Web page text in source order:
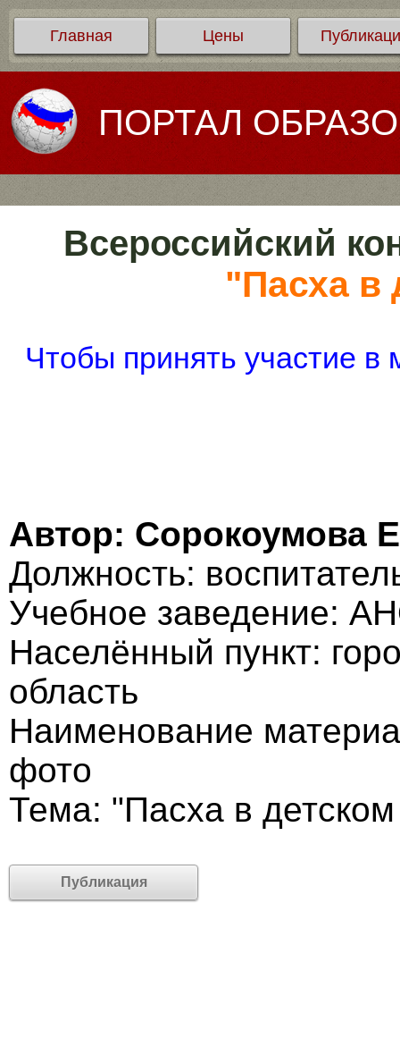
Главная Цены
ПОРТАЛ
Всероссийский
"Пасха в
Чтобы принять участие
Автор: Сорокоумова
Должность:
Учебное заведение:
Населённый пункт:
область
Наименование
фото
Тема: "Пасха в
Публикация